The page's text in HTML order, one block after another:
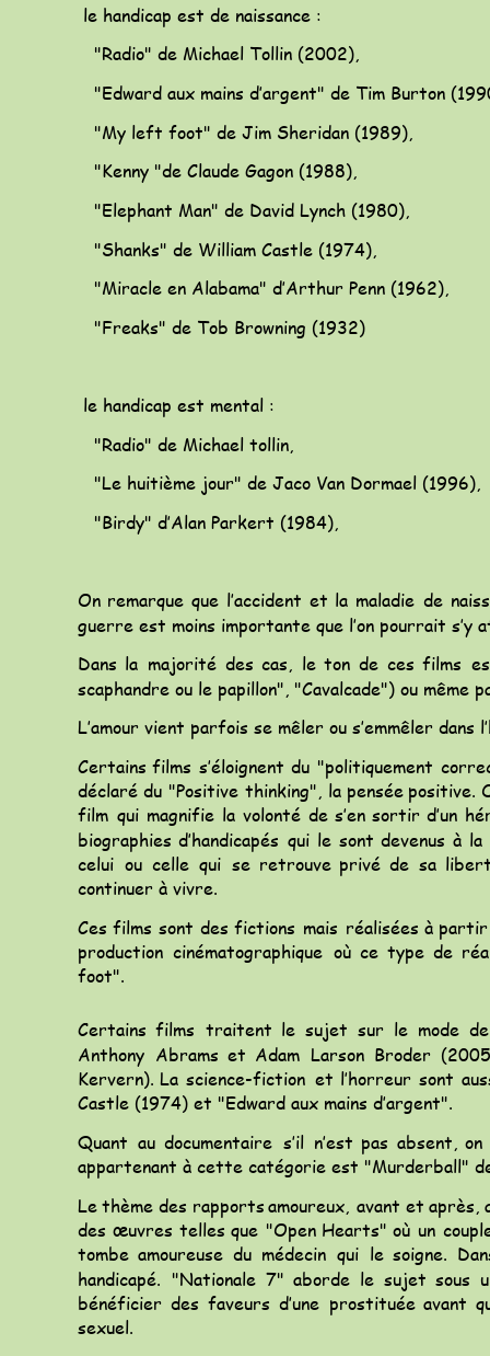
Certains films traitent le sujet sur le mode de
Anthony Abrams et Adam Larson Broder
Kervern). La science-fiction et l’horreur sont
Castle (1974) et "Edward aux mains d’argent".
Quant au documentaire s’il n’est pas absent, on
appartenant à cette catégorie est "Murderball"
Lethème des rapportsamoureux, avant et après,
des œuvres telles que "Open Hearts" où un
tombe amoureuse du médecin qui le soigne.
handicapé. "Nationale 7" aborde le sujet sous
bénéficier des faveurs d’une prostituée avant
sexuel.
le handicap est de naissance :
   "Radio" de Michael Tollin (2002),
"Edward aux mains d’argent" de Tim Burton
   "My left foot" de Jim Sheridan (1989),
   "Kenny "de Claude Gagon (1988),
   "Elephant Man" de David Lynch (1980),
   "Shanks" de William Castle (1974),
   "Miracle en Alabama" d’Arthur Penn (1962),
   "Freaks" de Tob Browning (1932)
le handicap est mental :
   "Radio" de Michael tollin,
   "Le huitième jour" de Jaco Van Dormael (1996),
   "Birdy" d’Alan Parkert (1984),
On remarque que l’accident et la maladie de
guerre est moins importante que l’on pourrait
Dans la majorité des cas, le ton de ces films
scaphandre ou le papillon", "Cavalcade") ou
L’amour vient parfois se mêler ou s’emmêler
Certains films s’éloignent du "politiquement
déclaré du "Positive thinking", la pensée positive.
film qui magnifie la volonté de s’en sortir d’un
biographies d’handicapés qui le sont devenus à la
celui ou celle qui se retrouve privé de sa
continuer à vivre.
Ces films sont des fictions mais réalisées à partir
production cinématographique où ce type de
foot".